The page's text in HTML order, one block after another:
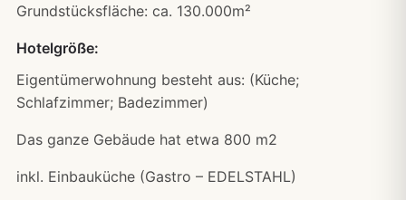
Grundstücksfläche: ca. 130.000m²
Hotelgröße:
Eigentümerwohnung besteht aus: (Küche;
Schlafzimmer; Badezimmer)
Das ganze Gebäude hat etwa 800 m2
inkl. Einbauküche (Gastro – EDELSTAHL)